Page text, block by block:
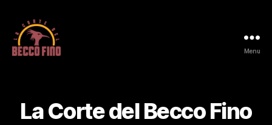
Menu
La Corte del Becco Fino